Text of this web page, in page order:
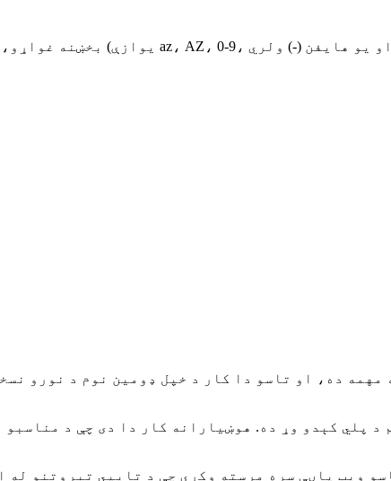
مهمه ده، او تاسو دا کار د خپل ډومین نوم د نورو